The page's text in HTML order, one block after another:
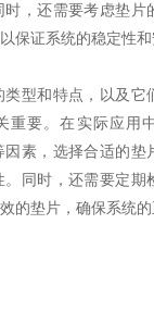
，还需要考虑垫片
保证系统的稳定性和
型和特点，以及它
重要。在实际应用
素，选择合适的垫
同时，还需要定期
的垫片，确保系统的